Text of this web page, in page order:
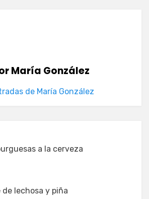
María González
de María González
a la cerveza
de lechosa y piña